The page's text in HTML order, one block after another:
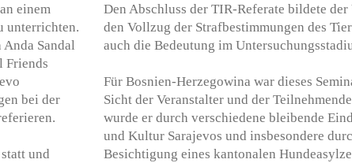
einem
unterrichten.
Sandal
Friends
bei der
und
Den Abschluss der TIR-Referate bildete
den Vollzug der Strafbestimmungen des
auch die Bedeutung im
Für Bosnien-Herzegowina war dieses
Sicht der Veranstalter und der
wurde er durch verschiedene bleibende
und Kultur Sarajevos und insbesondere
Besichtigung eines kantonalen